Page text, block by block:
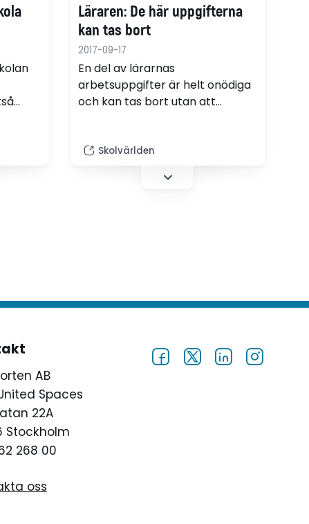
man
Läraren: De här uppgifterna
kan tas bort
2017-09-17
En del av lärarnas
arbetsuppgifter är helt onödiga
och kan tas bort utan att
läraren och författaren
Johan Alm.
Skolvärlden
AB
Spaces
22A
Stockholm
268 00
oss